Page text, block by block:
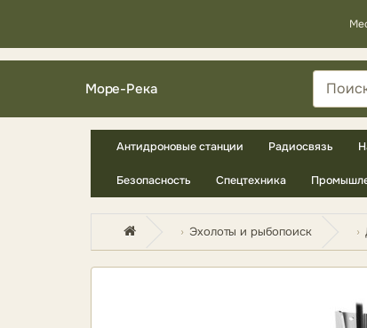
Море-Река
Антидроновые станции Радиосвязь
Безопасность Спецтехника
Эхолоты и рыбопоиск